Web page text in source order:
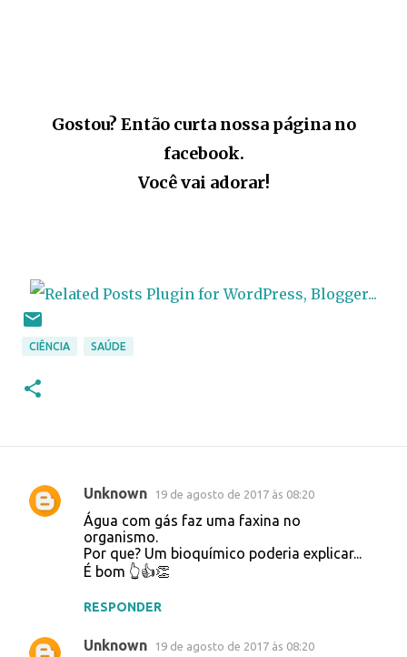
Gostou? Então curta nossa página no
facebook.
Você vai adorar!
CIÊNCIA SAÚDE
C
Unknown 19 de agosto de 2017 às 08:20
Água com gás faz uma faxina no
organismo.
Por que? Um bioquímico poderia explicar...
É bom 👆👍👏
RESPONDER
Unknown 19 de agosto de 2017 às 08:20